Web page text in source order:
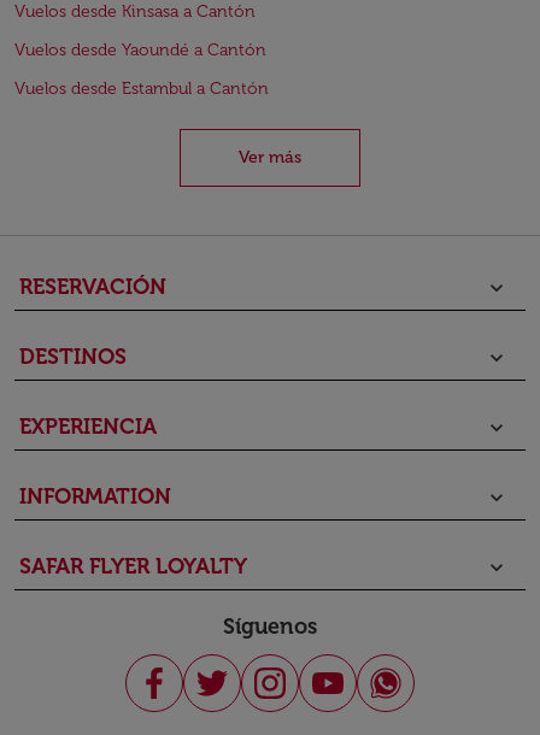
Vuelos desde Kinsasa a Cantón
Vuelos desde Yaoundé a Cantón
Vuelos desde Estambul a Cantón
Ver más
RESERVACIÓN keyboard_arrow_down
DESTINOS keyboard_arrow_down
EXPERIENCIA keyboard_arrow_down
INFORMATION keyboard_arrow_down
SAFAR FLYER LOYALTY keyboard_arrow_down
Síguenos